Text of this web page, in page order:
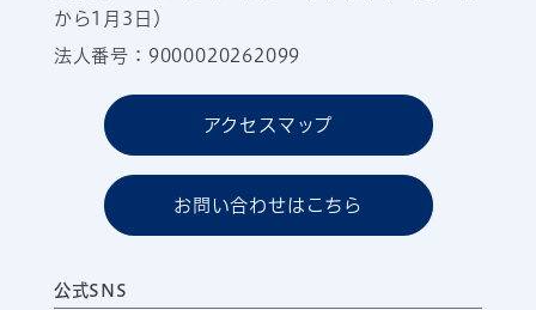
から1月3日）
法人番号：9000020262099
アクセスマップ
お問い合わせはこちら
公式SNS